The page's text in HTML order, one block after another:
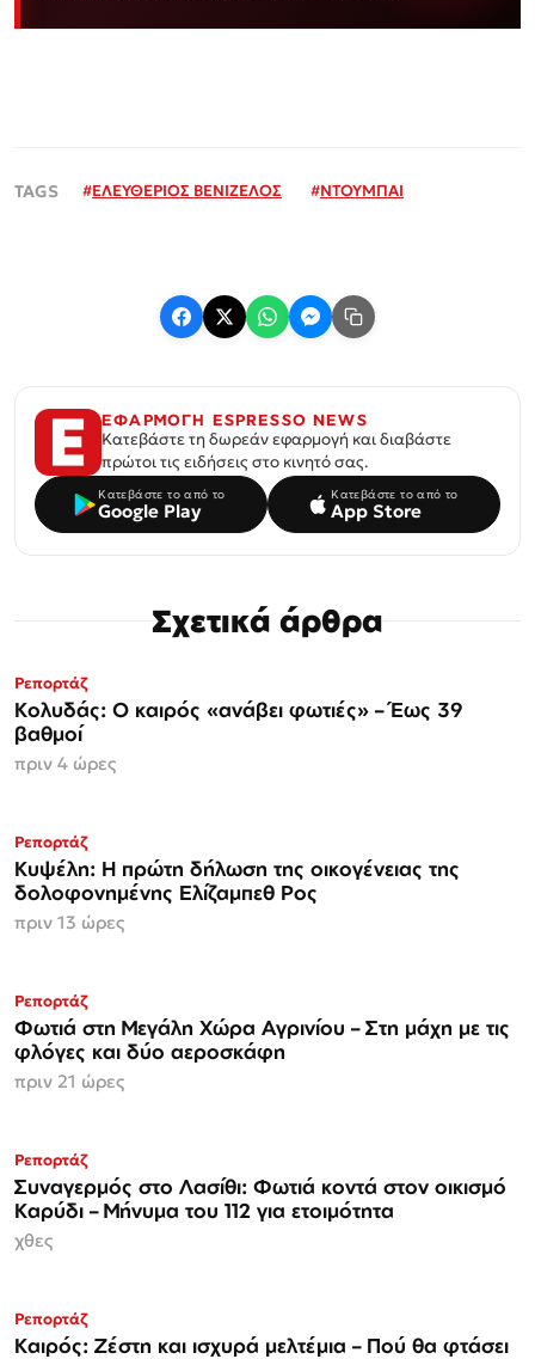
#ΕΛΕΥΘΕΡΙΟΣ ΒΕΝΙΖΕΛΟΣ #ΝΤΟΥΜΠΑΙ
ΕΦΑΡΜΟΓΗ ESPRESSO NEWS
Κατεβάστε τη δωρεάν εφαρμογή και διαβάστε
πρώτοι τις ειδήσεις στο κινητό σας.
Κατεβάστε το από το
Google Play
Κατεβάστε το από το
App Store
Σχετικά άρθρα
Ρεπορτάζ
Κολυδάς: Ο καιρός «ανάβει φωτιές» – Έως 39
βαθμοί
πριν 4 ώρες
Ρεπορτάζ
Κυψέλη: Η πρώτη δήλωση της οικογένειας της
δολοφονημένης Ελίζαμπεθ Ρος
πριν 13 ώρες
Ρεπορτάζ
Φωτιά στη Μεγάλη Χώρα Αγρινίου – Στη μάχη με τις
φλόγες και δύο αεροσκάφη
πριν 21 ώρες
Ρεπορτάζ
Συναγερμός στο Λασίθι: Φωτιά κοντά στον οικισμό
Καρύδι – Μήνυμα του 112 για ετοιμότητα
χθες
Ρεπορτάζ
Καιρός: Ζέστη και ισχυρά μελτέμια – Πού θα φτάσει